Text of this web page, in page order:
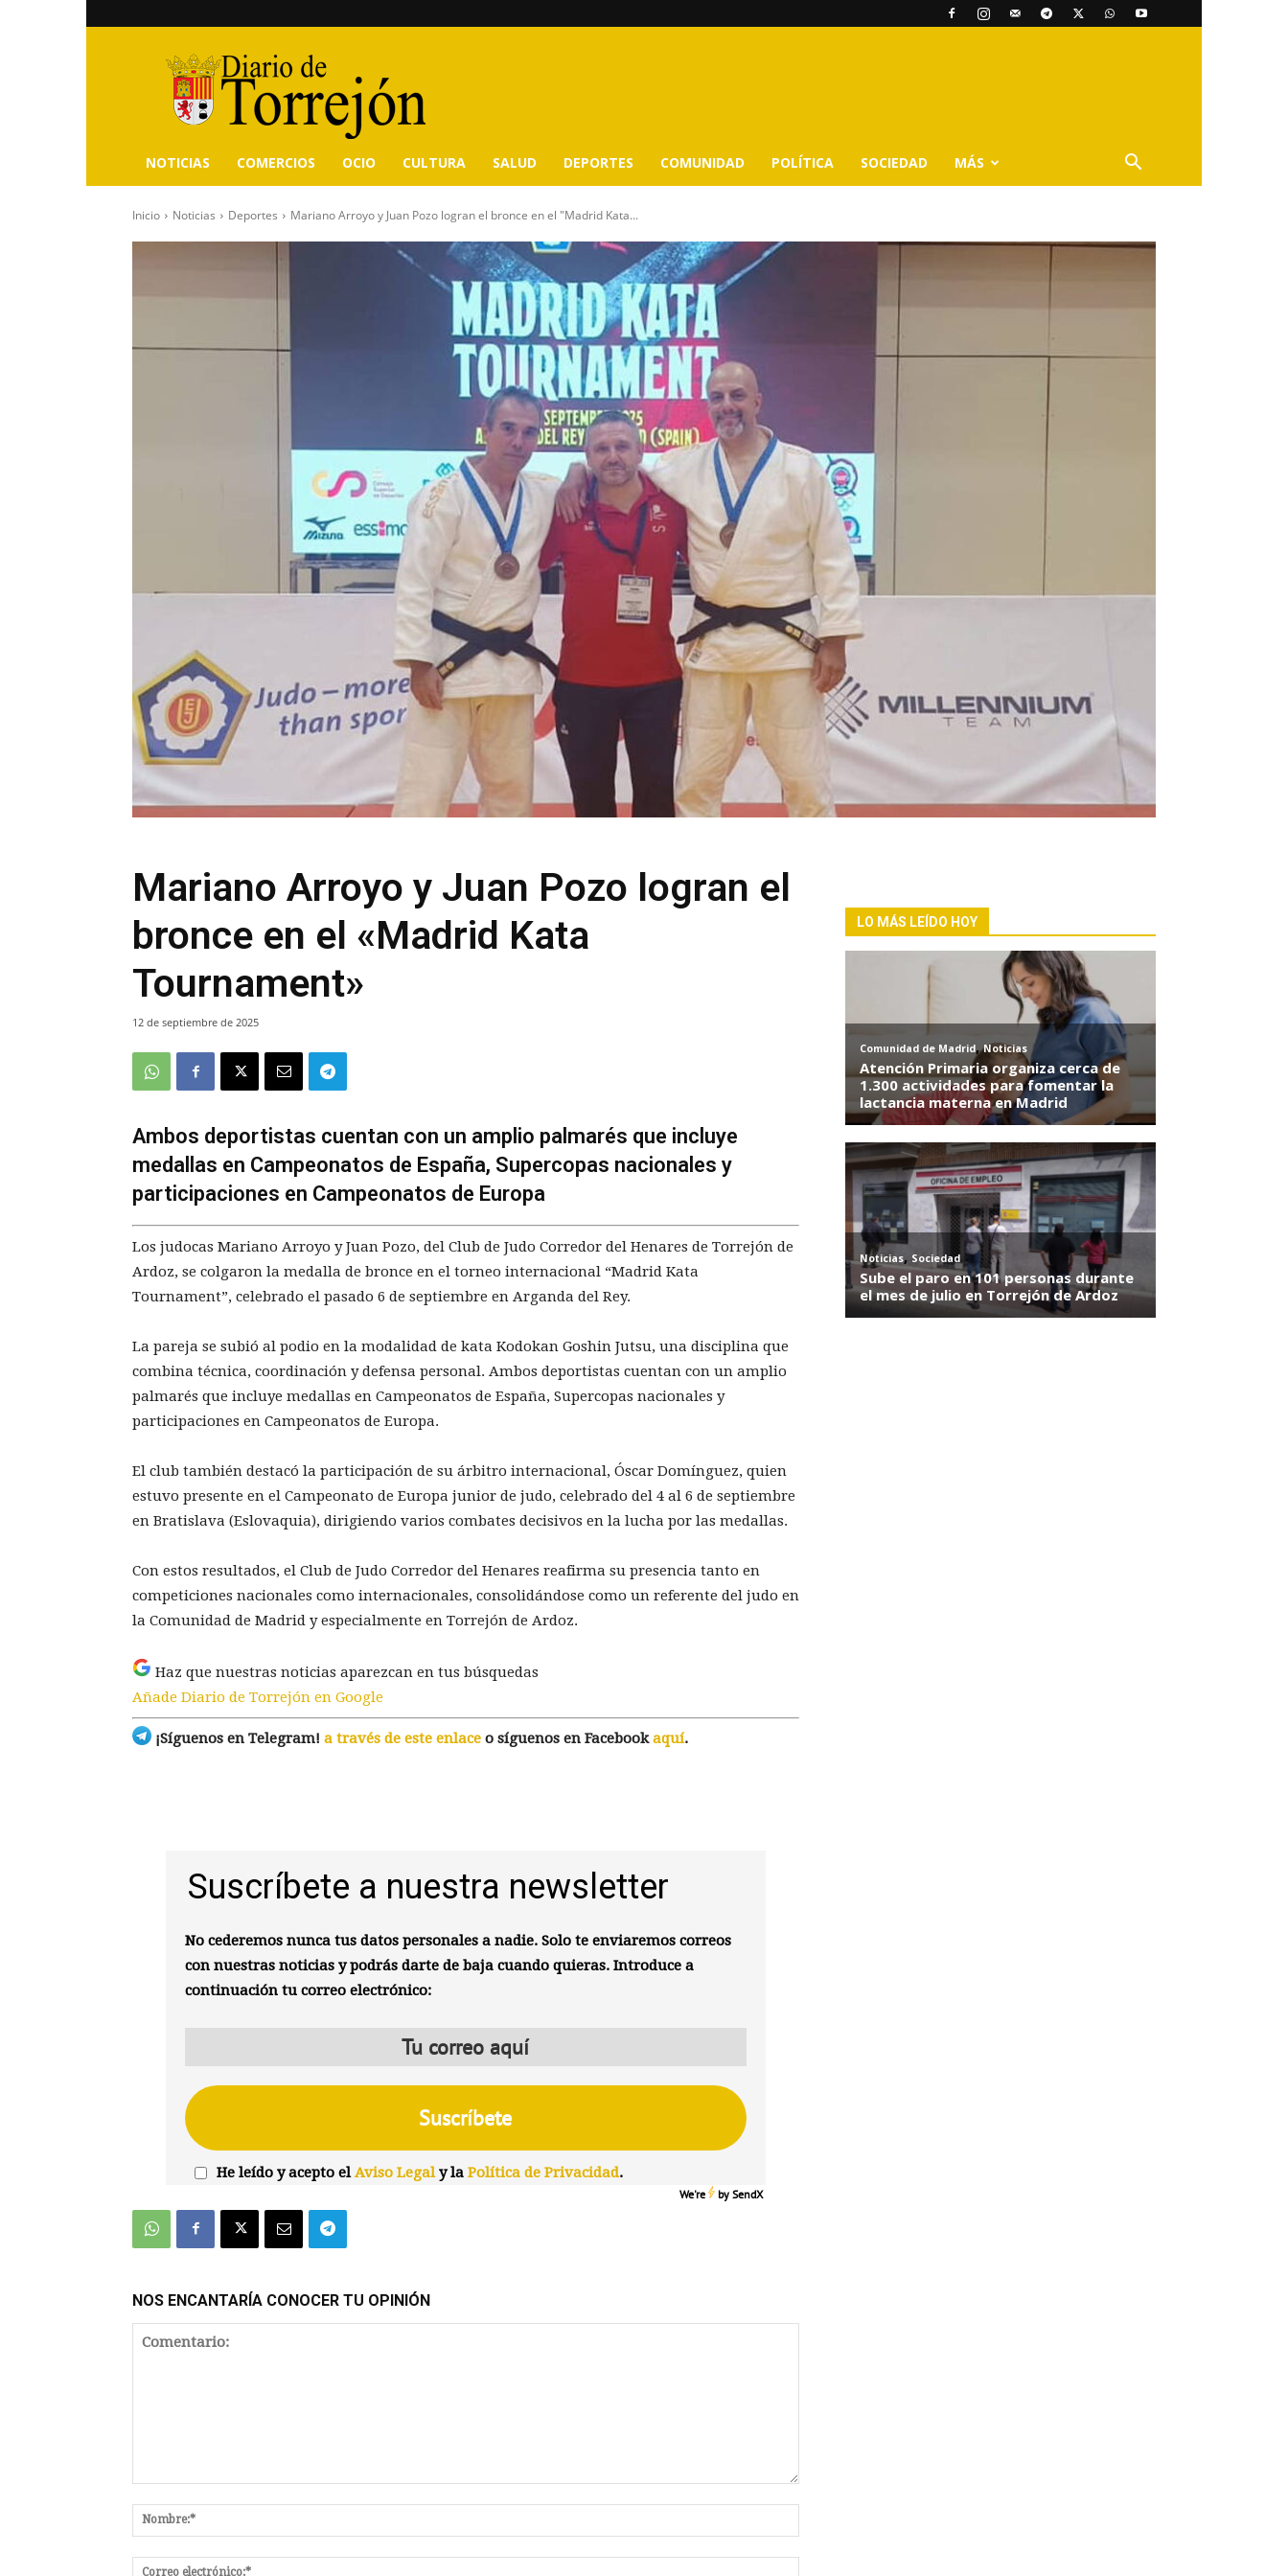
Diario
de
Torrejón
NOTICIAS COMERCIOS OCIO CULTURA SALUD DEPORTES COMUNIDAD POLÍTICA SOCIEDAD MÁS
Inicio Noticias Deportes Mariano Arroyo y Juan Pozo logran el bronce en el "Madrid Kata...
Mariano Arroyo y Juan Pozo logran el
bronce en el «Madrid Kata
Tournament»
12 de septiembre de 2025
Ambos deportistas cuentan con un amplio palmarés que incluye
medallas en Campeonatos de España, Supercopas nacionales y
participaciones en Campeonatos de Europa
Los judocas Mariano Arroyo y Juan Pozo, del Club de Judo Corredor del Henares de Torrejón de
Ardoz, se colgaron la medalla de bronce en el torneo internacional “Madrid Kata
Tournament”, celebrado el pasado 6 de septiembre en Arganda del Rey.
La pareja se subió al podio en la modalidad de kata Kodokan Goshin Jutsu, una disciplina que
combina técnica, coordinación y defensa personal. Ambos deportistas cuentan con un amplio
palmarés que incluye medallas en Campeonatos de España, Supercopas nacionales y
participaciones en Campeonatos de Europa.
El club también destacó la participación de su árbitro internacional, Óscar Domínguez, quien
estuvo presente en el Campeonato de Europa junior de judo, celebrado del 4 al 6 de septiembre
en Bratislava (Eslovaquia), dirigiendo varios combates decisivos en la lucha por las medallas.
Con estos resultados, el Club de Judo Corredor del Henares reafirma su presencia tanto en
competiciones nacionales como internacionales, consolidándose como un referente del judo en
la Comunidad de Madrid y especialmente en Torrejón de Ardoz.
Haz que nuestras noticias aparezcan en tus búsquedas
Añade Diario de Torrejón en Google
¡Síguenos en Telegram! a través de este enlace o síguenos en Facebookaquí.
Suscríbete a nuestra newsletter
No cederemos nunca tus datos personales a nadie. Solo te enviaremos correos
con nuestras noticias y podrás darte de baja cuando quieras. Introduce a
continuación tu correo electrónico:
He leído y acepto elAviso Legaly la Política de Privacidad.
We're bySendX
NOS ENCANTARÍA CONOCER TU OPINIÓN
LO MÁS LEÍDO HOY